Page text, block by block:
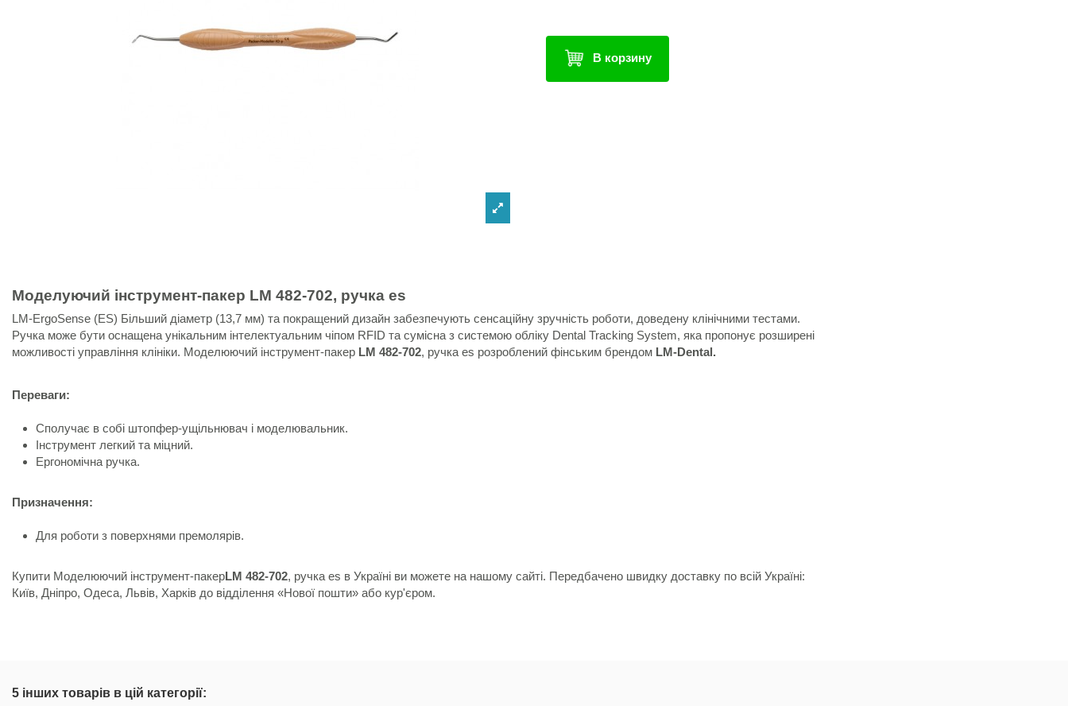
В корзину
Моделуючий інструмент-пакер LM 482-702, ручка es
LM-ErgoSense (ES) Більший діаметр (13,7 мм) та покращений дизайн забезпечують сенсаційну зручність роботи, доведену клінічними тестами.
Ручка може бути оснащена унікальним інтелектуальним чіпом RFID та сумісна з системою обліку Dental Tracking System, яка пропонує розширені
можливості управління клініки. Моделюючий інструмент-пакер LM 482-702, ручка es розроблений фінським брендом LM-Dental.
Переваги:
Сполучає в собі штопфер-ущільнювач і моделювальник.
Інструмент легкий та міцний.
Ергономічна ручка.
Призначення:
Для роботи з поверхнями премолярів.
Купити Моделюючий інструмент-пакерLM 482-702, ручка es в Україні ви можете на нашому сайті. Передбачено швидку доставку по всій Україні:
Київ, Дніпро, Одеса, Львів, Харків до відділення «Нової пошти» або кур'єром.
5 інших товарів в цій категорії: